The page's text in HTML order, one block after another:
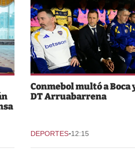
Conmebol multó a Boca
DT Arruabarrena
DEPORTES-12:15